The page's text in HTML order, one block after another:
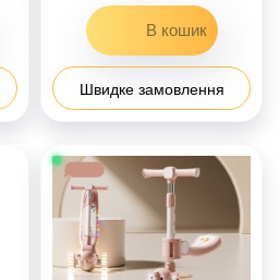
Швидке замовлення